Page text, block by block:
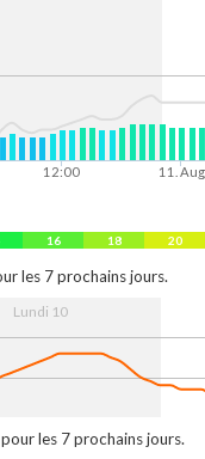
12:00 11. Aug
16 18 20
les 7 prochains jours.
Lundi 10
pour les 7 prochains jours.